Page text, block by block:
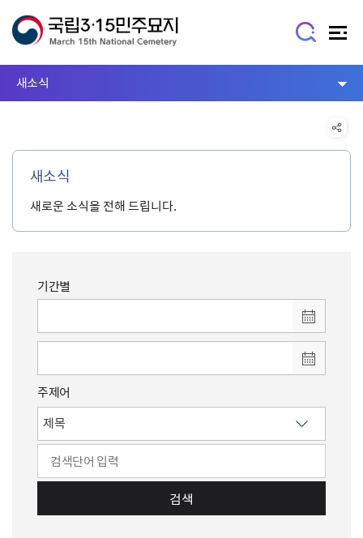
새소식
새소식
새로운 소식을 전해 드립니다.
기간별
주제어
검색